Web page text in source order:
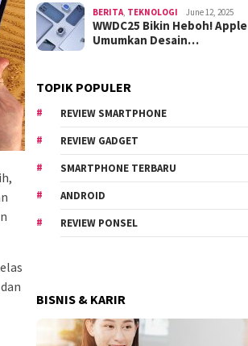
BERITA TEKNOLOGI June 12, 2025
WWDC25 Bikin Heboh! Apple
Umumkan Desain…
TOPIK POPULER
REVIEW SMARTPHONE
REVIEW GADGET
SMARTPHONE TERBARU
ANDROID
REVIEW PONSEL
BISNIS & KARIR